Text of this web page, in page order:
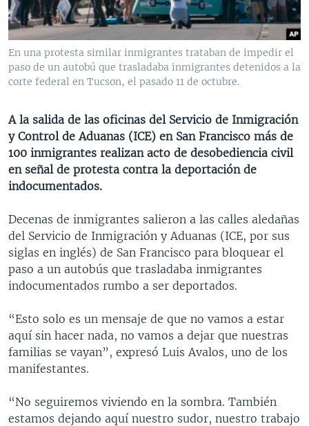
VENEZUELA
BRASIL
NICARAGUA
ECONOMÍA
ENTRETENIMIENTO Y CULTURA
TECNOLOGÍA
DEPORTES
MULTIMEDIA
VIDEOS
FOTOGRAFÍA
AUDIOS
PROGRAMAS TV
EL MUNDO AL DÍA
FORO INTERAMERICANO
LAS CLAVES
PANORAMA
RADIO
AVANCE INFORMATIVO
BUENOS DÍAS AMÉRICA
ESTADOS UNIDOS AL DÍA
EL MUNDO AL DÍA [RADIO]
DEPORTIVO INTERNACIONAL
NOTA ECONÓMICA
ENTRETENIMIENTO
DIRECT
Learning English
SÍGANOS
Idiomas
En una protesta similar inmigrantes trataban de impedir el
paso de un autobú que trasladaba inmigrantes detenidos a la
corte federal en Tucson, el pasado 11 de octubre.
A la salida de las oficinas del Servicio de Inmigración
y Control de Aduanas (ICE) en San Francisco más de
100 inmigrantes realizan acto de desobediencia civil
en señal de protesta contra la deportación de
indocumentados.
Decenas de inmigrantes salieron a las calles aledañas
del Servicio de Inmigración y Aduanas (ICE, por sus
siglas en inglés) de San Francisco para bloquear el
paso a un autobús que trasladaba inmigrantes
indocumentados rumbo a ser deportados.
“Esto solo es un mensaje de que no vamos a estar
aquí sin hacer nada, no vamos a dejar que nuestras
familias se vayan”, expresó Luis Avalos, uno de los
manifestantes.
“No seguiremos viviendo en la sombra. También
estamos dejando aquí nuestro sudor, nuestro trabajo